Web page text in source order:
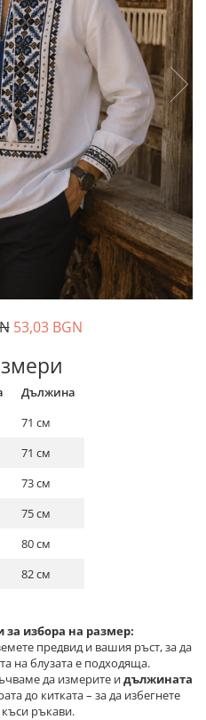
53,03 BGN
Дължина
71 см
71 см
73 см
75 см
80 см
82 см
избора на размер:
предвид и вашия ръст, за да
на блузата е подходяща.
да измерите идължината
до китката – за да избегнете
ръкави.